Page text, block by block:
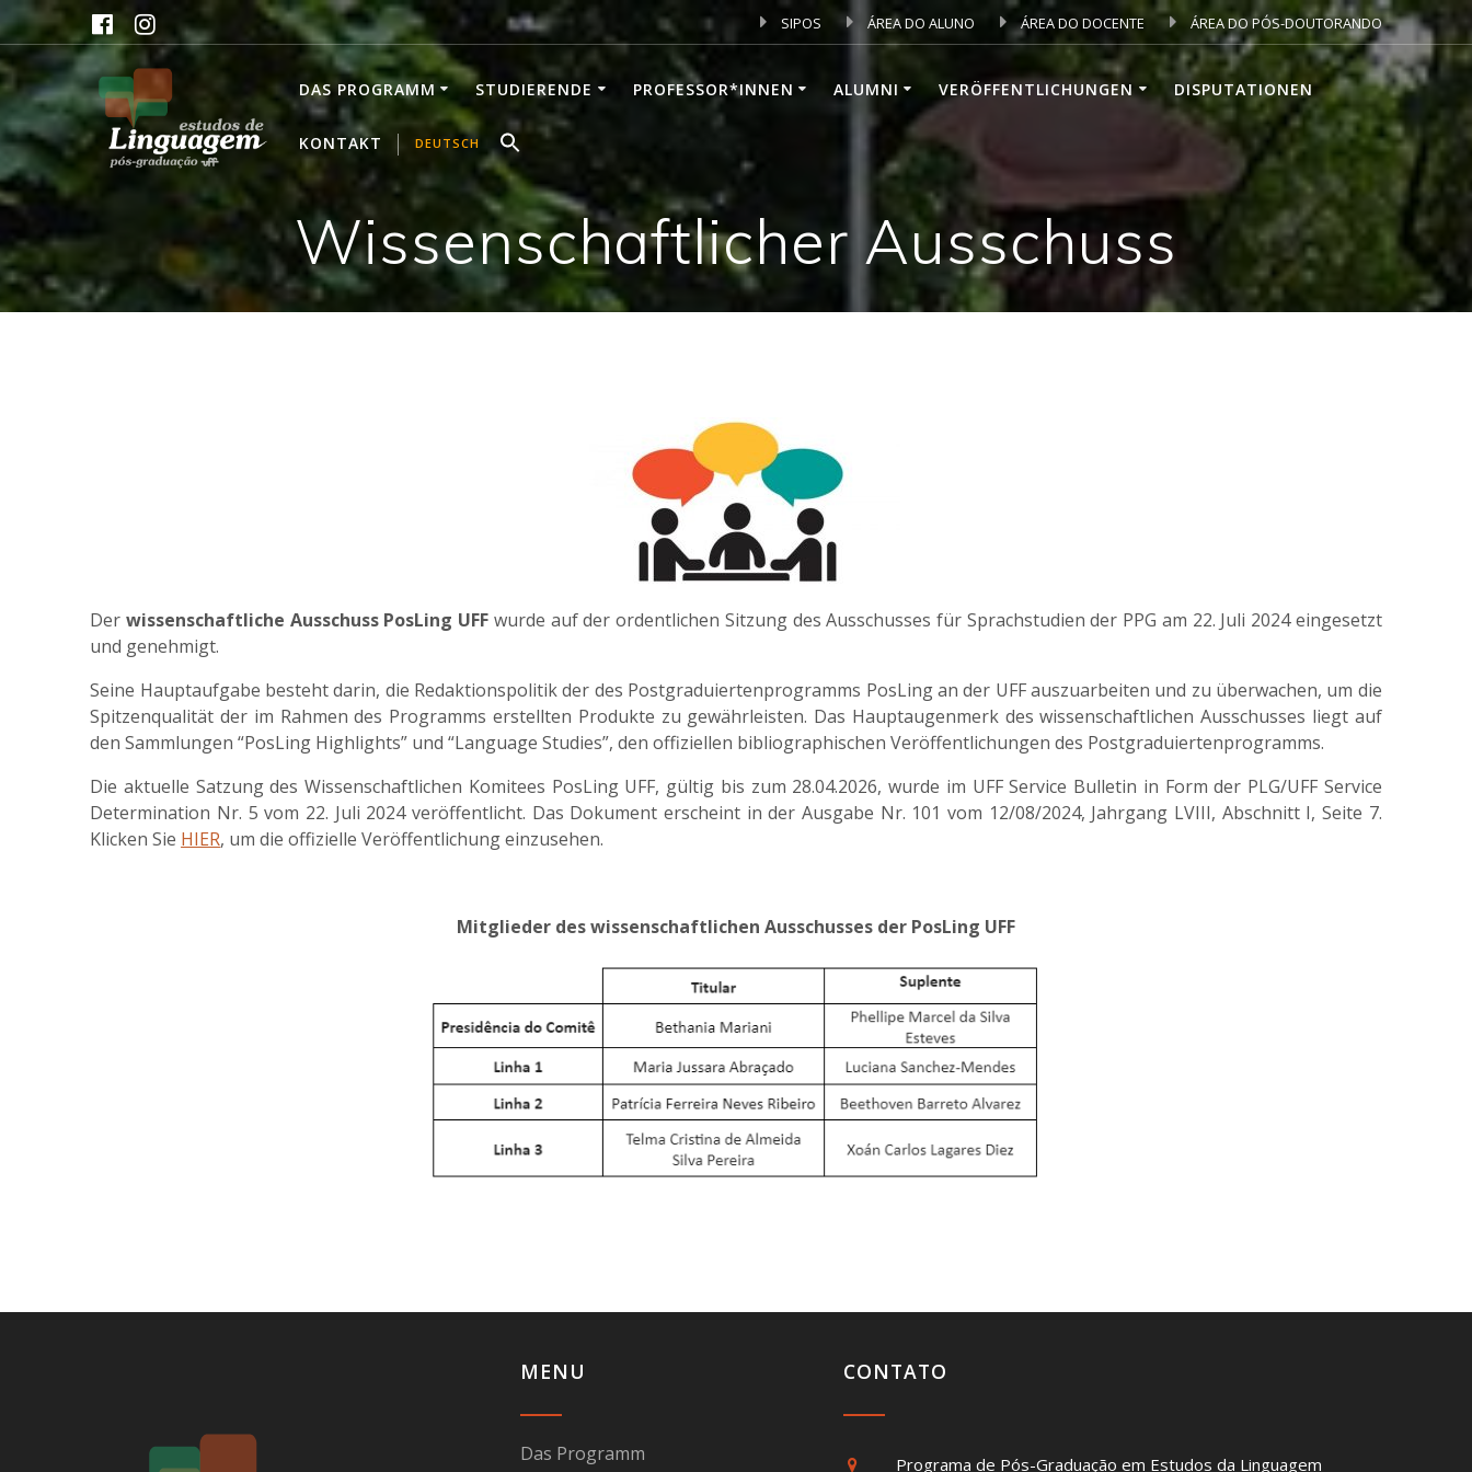
Skip
to
content
SIPOS ÁREA DO ALUNO ÁREA DO DOCENTE ÁREA DO PÓS-DOUTORANDO
DAS PROGRAMM STUDIERENDE PROFESSOR*INNEN ALUMNI VERÖFFENTLICHUNGEN DISPUTATIONEN
KONTAKT DEUTSCH
Wissenschaftlicher Ausschuss
Der wissenschaftliche Ausschuss PosLing UFF wurde auf der ordentlichen Sitzung des Ausschusses für Sprachstudien der PPG am 22. Juli 2024 eingesetzt
und genehmigt.
Seine Hauptaufgabe besteht darin, die Redaktionspolitik der des Postgraduiertenprogramms PosLing an der UFF auszuarbeiten und zu überwachen, um die
Spitzenqualität der im Rahmen des Programms erstellten Produkte zu gewährleisten. Das Hauptaugenmerk des wissenschaftlichen Ausschusses liegt auf
den Sammlungen “PosLing Highlights” und “Language Studies”, den offiziellen bibliographischen Veröffentlichungen des Postgraduiertenprogramms.
Die aktuelle Satzung des Wissenschaftlichen Komitees PosLing UFF, gültig bis zum 28.04.2026, wurde im UFF Service Bulletin in Form der PLG/UFF Service
Determination Nr. 5 vom 22. Juli 2024 veröffentlicht. Das Dokument erscheint in der Ausgabe Nr. 101 vom 12/08/2024, Jahrgang LVIII, Abschnitt I, Seite 7.
Klicken Sie HIER, um die offizielle Veröffentlichung einzusehen.
Mitglieder des wissenschaftlichen Ausschusses der PosLing UFF
MENU
Das Programm
CONTATO
Programa de Pós-Graduação em Estudos da Linguagem